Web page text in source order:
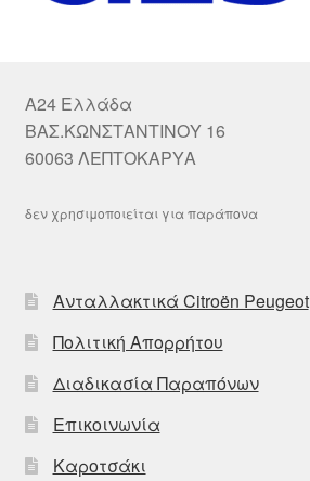
A24 Ελλάδα
ΒΑΣ.ΚΩΝΣΤΑΝΤΙΝΟΥ 16
60063 ΛΕΠΤΟΚΑΡΥΑ
δεν χρησιμοποιείται για παράπονα
Ανταλλακτικά Citroën Peugeot
Πολιτική Απορρήτου
Διαδικασία Παραπόνων
Επικοινωνία
Καροτσάκι